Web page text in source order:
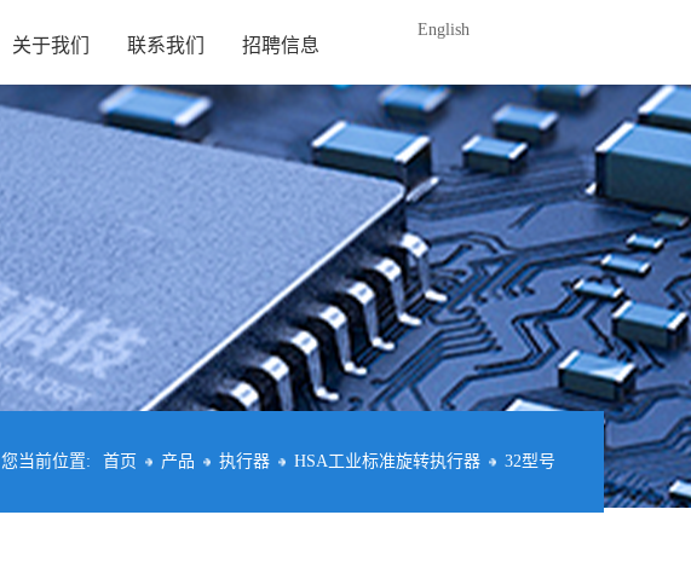
关于我们 联系我们 招聘信息
English
您当前位置: 首页 产品 执行器 HSA工业标准旋转执行器 32型号